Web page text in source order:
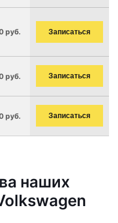
руб. Записаться
руб. Записаться
руб. Записаться
наших